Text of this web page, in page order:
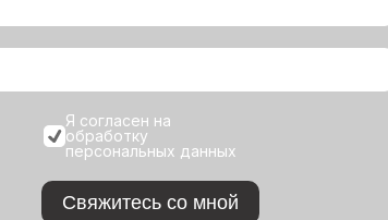
Я согласен на
обработку
персональных данных
Свяжитесь со мной